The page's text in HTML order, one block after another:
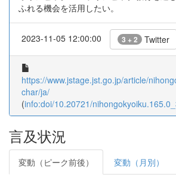
ふれる機会を活用したい。
2023-11-05 12:00:00 3 + 2 Twitter
https://www.jstage.jst.go.jp/article/
char/ja/
(info:doi/10.20721/
言及状況
変動（ピーク前後） 変動（月別）